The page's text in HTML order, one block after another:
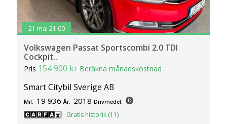
21 maj 21:00
Volkswagen Passat Sportscombi 2.0 TDI
Cockpit..
Pris 154 900 kr Beräkna månadskostnad
Smart Citybil Sverige AB
Mil: 19 936 År: 2018 Drivmedel:
Gratis historik (11)